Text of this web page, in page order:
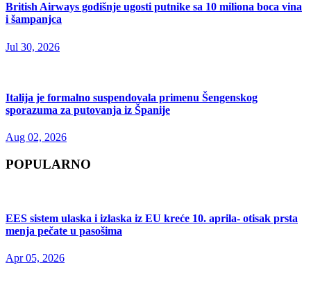
British Airways godišnje ugosti putnike sa 10 miliona boca vina
i šampanjca
Jul 30, 2026
Italija je formalno suspendovala primenu Šengenskog
sporazuma za putovanja iz Španije
Aug 02, 2026
POPULARNO
EES sistem ulaska i izlaska iz EU kreće 10. aprila- otisak prsta
menja pečate u pasošima
Apr 05, 2026